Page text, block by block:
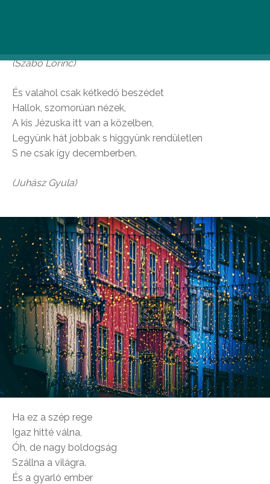
(Szabó Lőrinc)
És valahol csak kétkedő beszédet
Hallok, szomorúan nézek,
A kis Jézuska itt van a közelben,
Legyünk hát jobbak s higgyünk rendületlen
S ne csak így decemberben.
(Juhász Gyula)
Ha ez a szép rege
Igaz hitté válna,
Óh, de nagy boldogság
Szállna a világra.
És a gyarló ember